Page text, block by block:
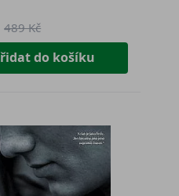
489 Kč
do košíku